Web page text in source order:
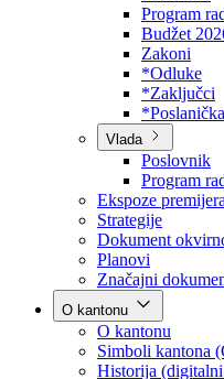
Skupština
Poslovnik
Program
Budžet 2026
Zakoni
*Odluke
*Zaključci
Vlada
Poslovnik
Program
Ekspoze premijera
Strategije
Dokument
Planovi
Značajni
O kantonu